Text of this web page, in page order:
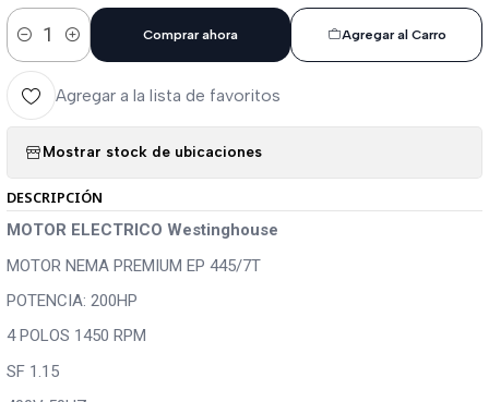
Cantidad
Agregar al Carro
Comprar ahora
Agregar a la lista de favoritos
Mostrar stock de ubicaciones
DESCRIPCIÓN
MOTOR ELECTRICO Westinghouse
MOTOR NEMA PREMIUM EP 445/7T
POTENCIA: 200HP
4 POLOS 1450 RPM
SF 1.15